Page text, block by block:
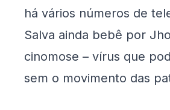
há vários números de
Salva ainda bebê por
cinomose – vírus que
sem o movimento das